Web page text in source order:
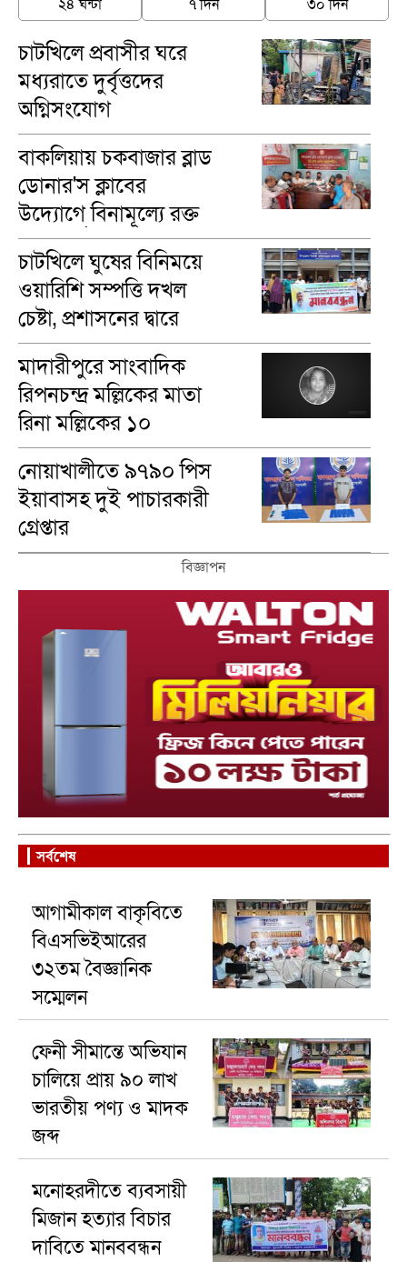
২৪ ঘন্টা ৭ দিন ৩০ দিন
চাটখিলে প্রবাসীর ঘরে
মধ্যরাতে দুর্বৃত্তদের
অগ্নিসংযোগ
বাকলিয়ায় চকবাজার ব্লাড
ডোনার'স ক্লাবের
উদ্যোগে বিনামূল্যে রক্ত
গ্রুপ নির্ণয়
চাটখিলে ঘুষের বিনিময়ে
ওয়ারিশি সম্পত্তি দখল
চেষ্টা, প্রশাসনের দ্বারে
ভুক্তভোগীরা
মাদারীপু‌রে সাংবাদিক
রিপনচন্দ্র মল্লিকের মাতা
রিনা মল্লি‌কের ১০
মৃত‌্যুবা‌র্ষিকী পালন
নোয়াখালীতে ৯৭৯০ পিস
ইয়াবাসহ দুই পাচারকারী
গ্রেপ্তার
বিজ্ঞাপন
সর্বশেষ
আগামীকাল বাকৃবিতে
বিএসভিইআরের
৩২তম বৈজ্ঞানিক
সম্মেলন
ফেনী সীমান্তে অভিযান
চালিয়ে প্রায় ৯০ লাখ
ভারতীয় পণ্য ও মাদক
জব্দ
মনোহরদীতে ব্যবসায়ী
মিজান হত্যার বিচার
দাবিতে মানববন্ধন